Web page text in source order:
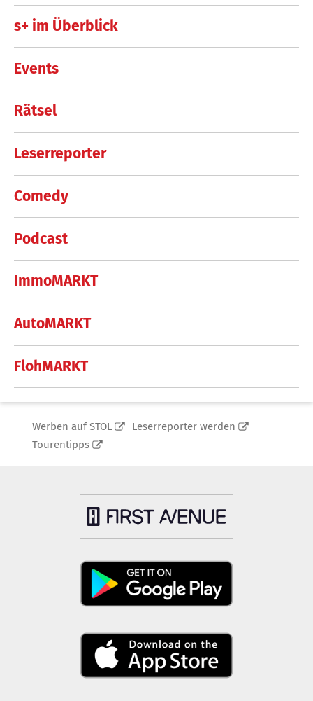
s+ im Überblick
Events
Rätsel
Leserreporter
Comedy
Podcast
ImmoMARKT
AutoMARKT
FlohMARKT
Werben auf STOL
Leserreporter werden
Tourentipps